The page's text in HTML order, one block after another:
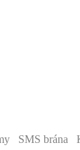
SMS brána